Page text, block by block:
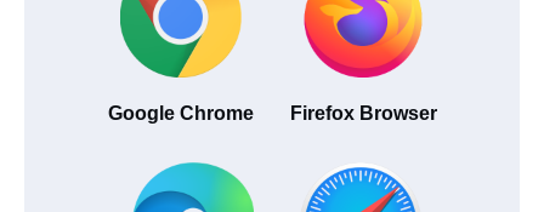
Google Chrome Firefox Browser